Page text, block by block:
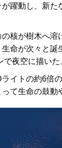
躍動し、新
核が樹木へ溶
命が次々と
夜空に描いた
イトの約6倍
て生命の鼓動